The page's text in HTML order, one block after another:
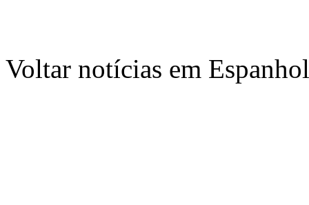
Voltar notícias em Espanhol